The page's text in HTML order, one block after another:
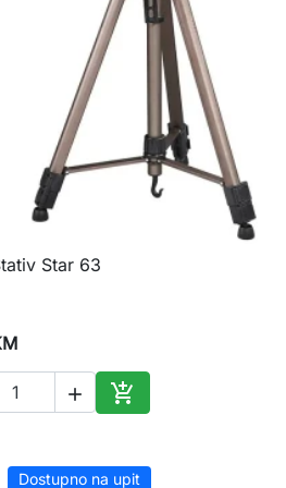

Star 63
 
Dodaj u korpu
Dostupno na upit